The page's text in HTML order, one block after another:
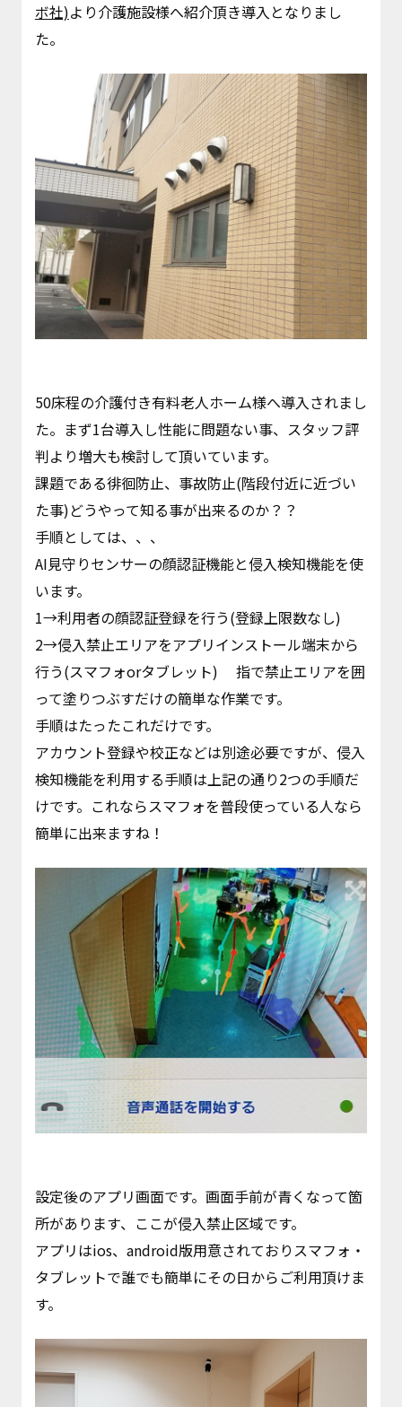
ボ社)より介護施設様へ紹介頂き導入となりまし
た。
50床程の介護付き有料老人ホーム様へ導入されまし
た。まず1台導入し性能に問題ない事、スタッフ評
判より増大も検討して頂いています。
課題である徘徊防止、事故防止(階段付近に近づい
た事)どうやって知る事が出来るのか？？
手順としては、、、
AI見守りセンサーの顔認証機能と侵入検知機能を使
います。
1→利用者の顔認証登録を行う(登録上限数なし)
2→侵入禁止エリアをアプリインストール端末から
行う(スマフォorタブレット) 指で禁止エリアを囲
って塗りつぶすだけの簡単な作業です。
手順はたったこれだけです。
アカウント登録や校正などは別途必要ですが、侵入
検知機能を利用する手順は上記の通り2つの手順だ
けです。これならスマフォを普段使っている人なら
簡単に出来ますね！
設定後のアプリ画面です。画面手前が青くなって箇
所があります、ここが侵入禁止区域です。
アプリはios、android版用意されておりスマフォ・
タブレットで誰でも簡単にその日からご利用頂けま
す。